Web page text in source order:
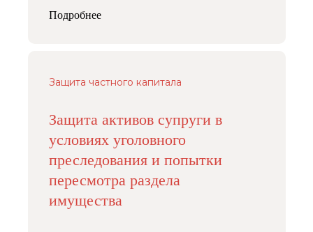
Подробнее
Защита частного капитала
Защита активов супруги в
условиях уголовного
преследования и попытки
пересмотра раздела
имущества
Стоимость услуг рассчитывается
Политика обработки персональных данных